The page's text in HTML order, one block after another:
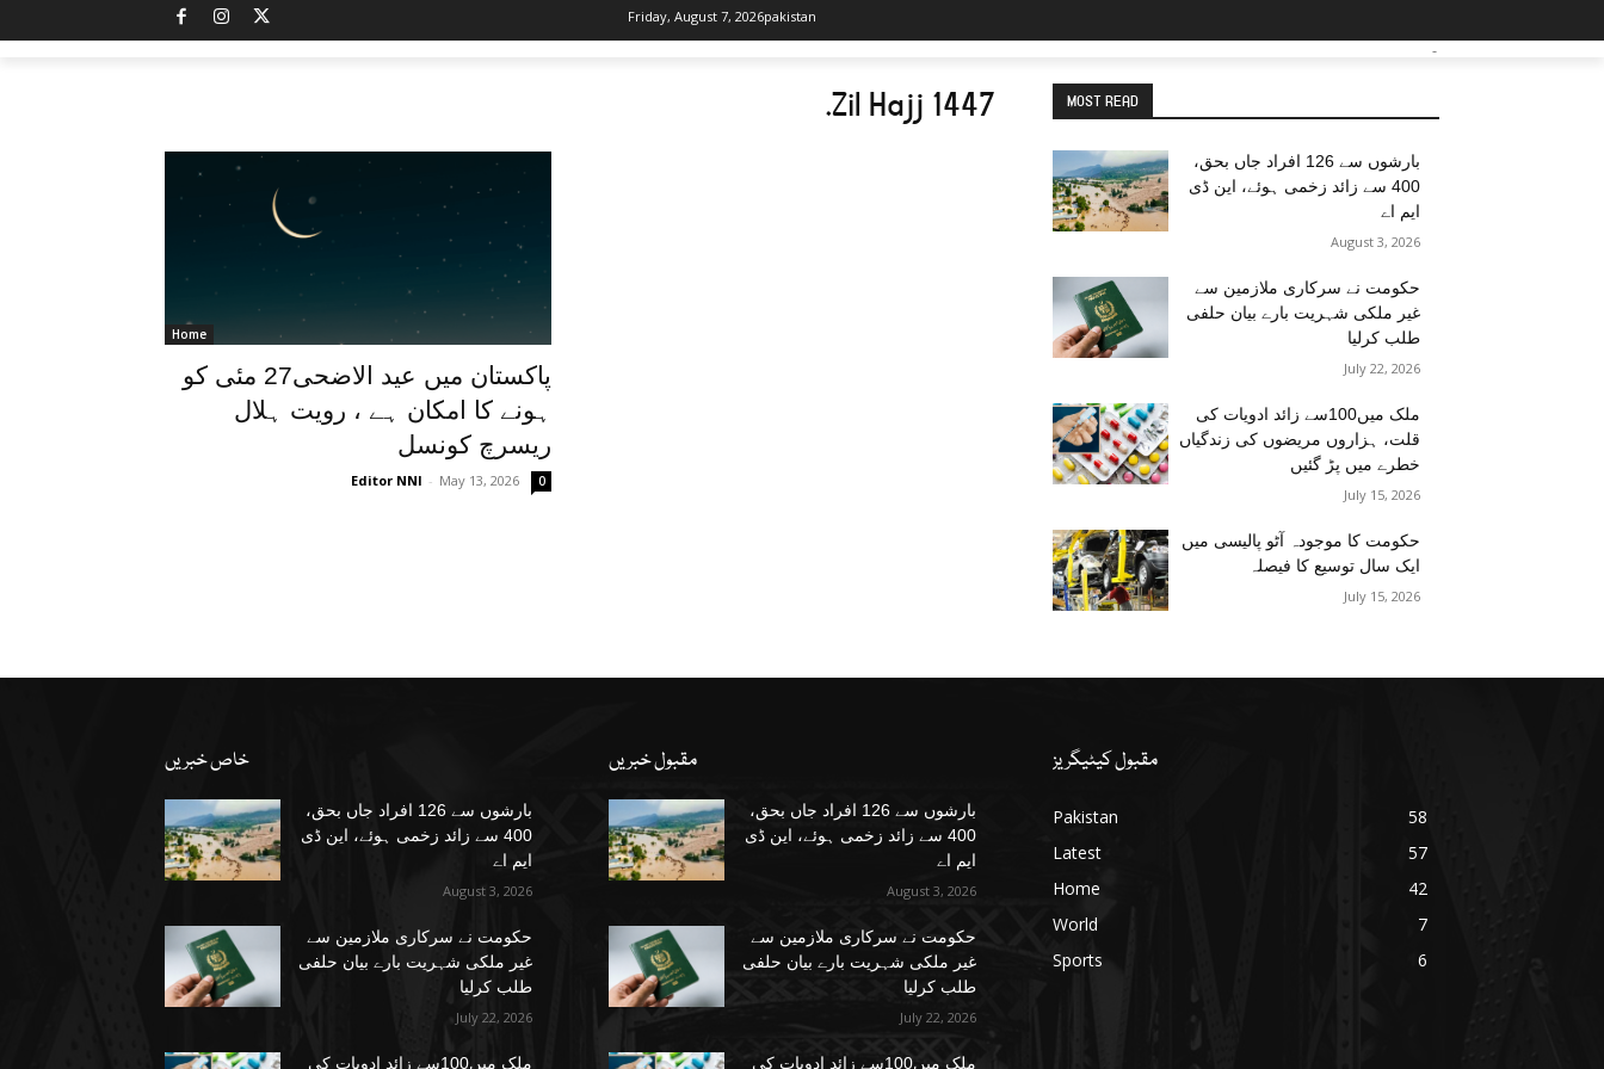
Friday, August 7, 2026pakistan
-
.Zil Hajj 1447
Home
پاکستان میں عید الاضحی27 مئی کو
ہونے کا امکان ہے ، رویت ہلال
ریسرچ کونسل
Editor NNI - May 13, 2026 0
MOST READ
بارشوں سے 126 افراد جاں بحق،
400 سے زائد زخمی ہوئے، این ڈی
ایم اے
August 3, 2026
حکومت نے سرکاری ملازمین سے
غیر ملکی شہریت بارے بیان حلفی
طلب کرلیا
July 22, 2026
ملک میں100سے زائد ادویات کی
قلت، ہزاروں مریضوں کی زندگیاں
خطرے میں پڑ گئیں
July 15, 2026
حکومت کا موجودہ آٹو پالیسی میں
ایک سال توسیع کا فیصلہ
July 15, 2026
خاص خبریں
بارشوں سے 126 افراد جاں بحق،
400 سے زائد زخمی ہوئے، این ڈی
ایم اے
August 3, 2026
حکومت نے سرکاری ملازمین سے
غیر ملکی شہریت بارے بیان حلفی
طلب کرلیا
July 22, 2026
ملک میں100سے زائد ادویات کی
مقبول خبریں
بارشوں سے 126 افراد جاں بحق،
400 سے زائد زخمی ہوئے، این ڈی
ایم اے
August 3, 2026
حکومت نے سرکاری ملازمین سے
غیر ملکی شہریت بارے بیان حلفی
طلب کرلیا
July 22, 2026
ملک میں100سے زائد ادویات کی
مقبول کیٹیگریز
Pakistan
58
Latest
57
Home
42
World
7
Sports
6